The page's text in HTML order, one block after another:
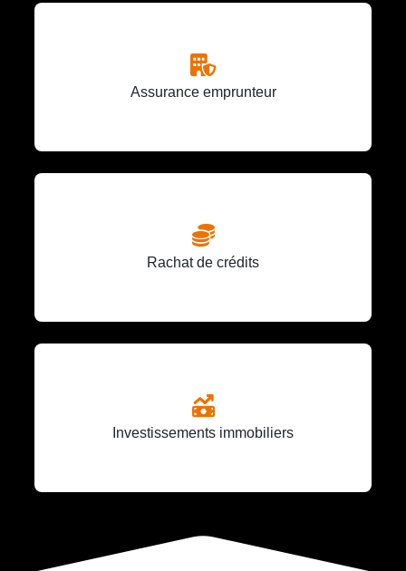
Assurance emprunteur
Rachat de crédits
Investissements immobiliers